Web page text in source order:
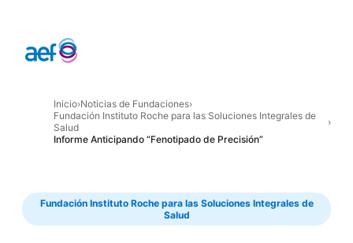
Inicio›Noticias de Fundaciones›
Fundación Instituto Roche para las Soluciones Integrales de
Salud
›
Informe Anticipando “Fenotipado de Precisión”
Fundación Instituto Roche para las Soluciones Integrales de
Salud